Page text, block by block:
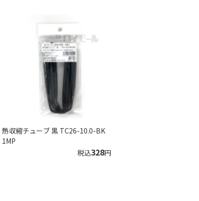
熱収縮チューブ 黒 TC26-10.0-BK
1MP
税込328円